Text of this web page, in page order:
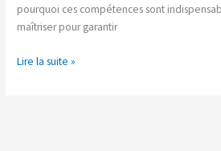
pourquoi ces compétences sont
maîtriser pour garantir
Lire la suite »